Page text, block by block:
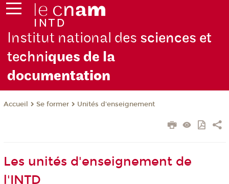
Institut national des sciences et
techniques de la
documentation
Accueil Se former Unités d'enseignement
Les unités d'enseignement de
l'INTD